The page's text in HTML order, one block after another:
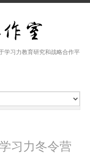
学习力教育研究和战略合作平
习力冬令营